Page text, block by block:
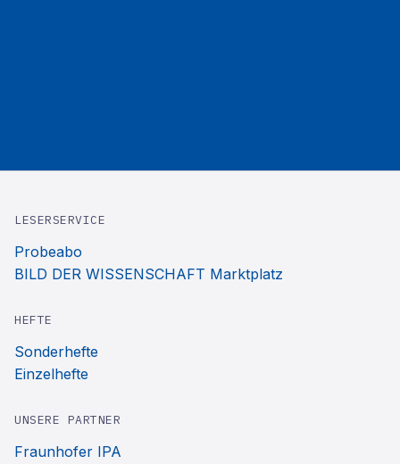
LESERSERVICE
Probeabo
BILD DER WISSENSCHAFT Marktplatz
HEFTE
Sonderhefte
Einzelhefte
UNSERE PARTNER
Fraunhofer IPA